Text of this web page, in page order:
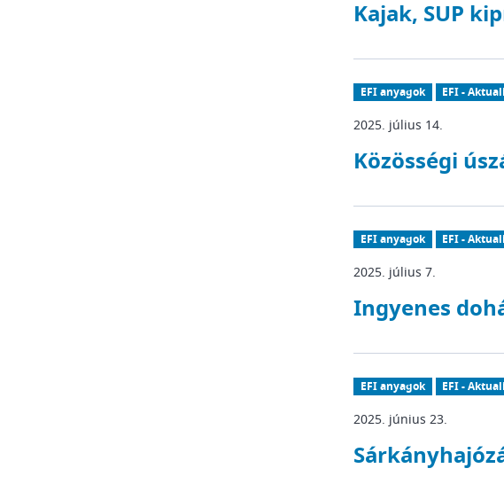
Kajak, SUP
EFI anyagok EFI -
2025. július 14.
Közösségi
EFI anyagok EFI -
2025. július 7.
Ingyenes
EFI anyagok EFI -
2025. június 23.